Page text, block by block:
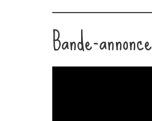
LINK
EMBED
Bande-annonce